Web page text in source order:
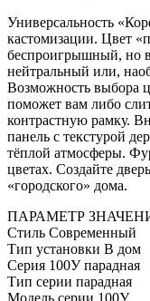
Универсальность
кастомизации. Цвет
беспроигрышный, но
нейтральный или,
Возможность выбора
поможет вам либо
контрастную рамку.
панель с текстурой
тёплой атмосферы.
цветах. Создайте
«городского» дома.
ПАРАМЕТР
Стиль Современный
Тип установки В дом
Серия 100У парадная
Тип серии парадная
Модель серии 100У